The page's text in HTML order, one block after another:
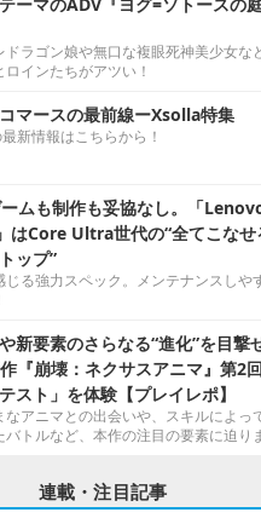
ドラゴン娘や無口な複眼死神美少女な
ロインたちがアツい！
マースの最前線ーXsolla特集
新情報はこちらから！
ムも制作も妥協なし。「
はCore Ultra世代の“全てこなせ
ップ”
じる強力スペック。メンテナンスしや
新要素のさらなる“進化”を目撃
『崩壊：ネクサスアニマ』第2
テスト」を体験【プレイレポ】
なアニマとの出会いや、スキルによっ
バトルなど、本作の注目の要素に迫り
連載・注目記事